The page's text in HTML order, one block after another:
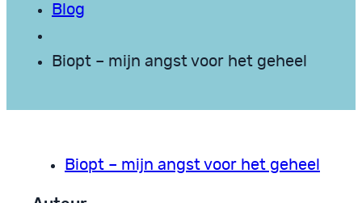
Blog
Biopt – mijn angst voor het geheel
Biopt – mijn angst voor het geheel